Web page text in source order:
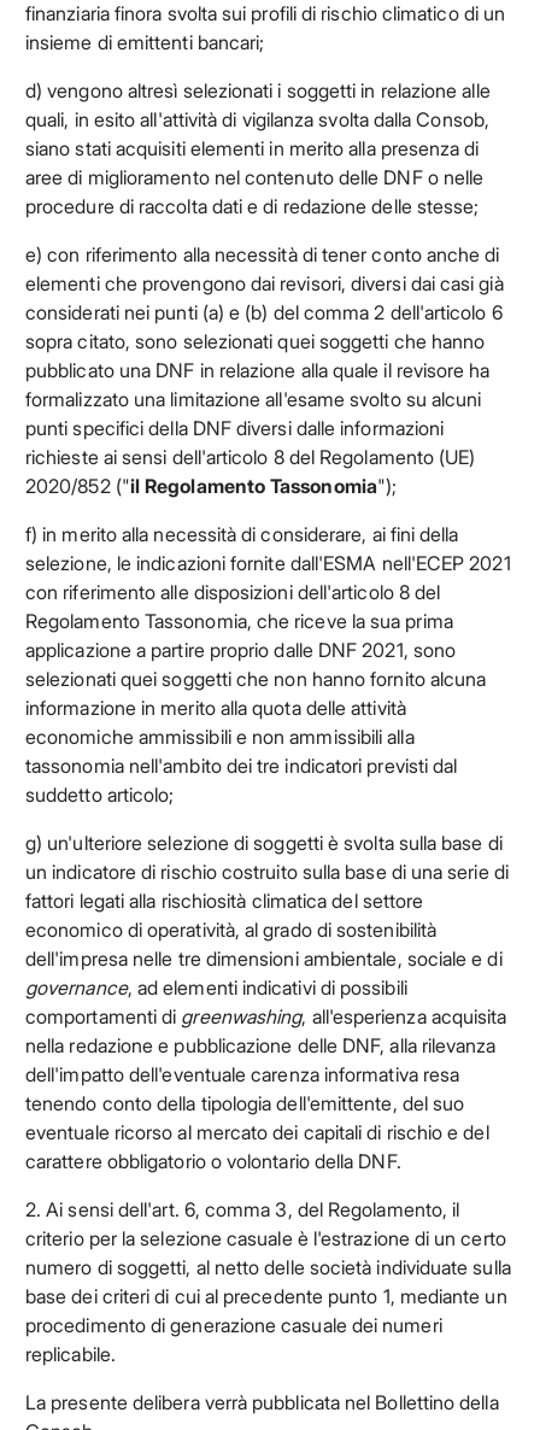
finanziaria finora svolta sui profili di rischio climatico di un
insieme di emittenti bancari;
d) vengono altresì selezionati i soggetti in relazione alle
quali, in esito all'attività di vigilanza svolta dalla Consob,
siano stati acquisiti elementi in merito alla presenza di
aree di miglioramento nel contenuto delle DNF o nelle
procedure di raccolta dati e di redazione delle stesse;
e) con riferimento alla necessità di tener conto anche di
elementi che provengono dai revisori, diversi dai casi già
considerati nei punti (a) e (b) del comma 2 dell'articolo 6
sopra citato, sono selezionati quei soggetti che hanno
pubblicato una DNF in relazione alla quale il revisore ha
formalizzato una limitazione all'esame svolto su alcuni
punti specifici della DNF diversi dalle informazioni
richieste ai sensi dell'articolo 8 del Regolamento (UE)
2020/852 ("il Regolamento Tassonomia");
f) in merito alla necessità di considerare, ai fini della
selezione, le indicazioni fornite dall'ESMA nell'ECEP 2021
con riferimento alle disposizioni dell'articolo 8 del
Regolamento Tassonomia, che riceve la sua prima
applicazione a partire proprio dalle DNF 2021, sono
selezionati quei soggetti che non hanno fornito alcuna
informazione in merito alla quota delle attività
economiche ammissibili e non ammissibili alla
tassonomia nell'ambito dei tre indicatori previsti dal
suddetto articolo;
g) un'ulteriore selezione di soggetti è svolta sulla base di
un indicatore di rischio costruito sulla base di una serie di
fattori legati alla rischiosità climatica del settore
economico di operatività, al grado di sostenibilità
dell'impresa nelle tre dimensioni ambientale, sociale e di
governance, ad elementi indicativi di possibili
comportamenti di greenwashing, all'esperienza acquisita
nella redazione e pubblicazione delle DNF, alla rilevanza
dell'impatto dell'eventuale carenza informativa resa
tenendo conto della tipologia dell'emittente, del suo
eventuale ricorso al mercato dei capitali di rischio e del
carattere obbligatorio o volontario della DNF.
2. Ai sensi dell'art. 6, comma 3, del Regolamento, il
criterio per la selezione casuale è l'estrazione di un certo
numero di soggetti, al netto delle società individuate sulla
base dei criteri di cui al precedente punto 1, mediante un
procedimento di generazione casuale dei numeri
replicabile.
La presente delibera verrà pubblicata nel Bollettino della